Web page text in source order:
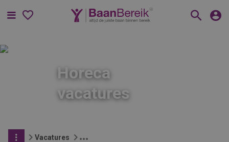
Menu
Horeca
vacatures
Vacatures